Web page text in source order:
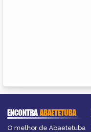
ENCONTRAABAETETUBA
O melhor de Abaetetuba